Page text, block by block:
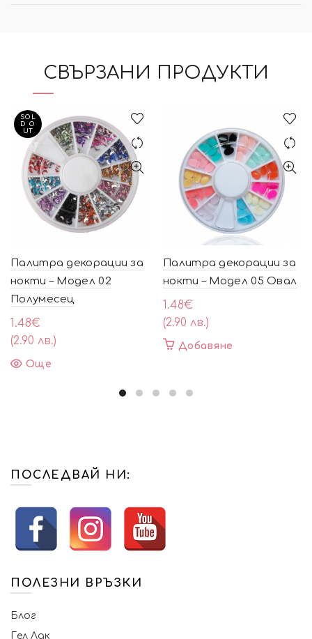
СВЪРЗАНИ ПРОДУКТИ
SOL
D O
UT
Палитра декорации за
нокти – Модел 02
Полумесец
1.48€
(2.90 лв.)
Още
Палитра декорации за
нокти – Модел 05 Овал
1.48€
(2.90 лв.)
Добавяне
ПОСЛЕДВАЙ НИ:
ПОЛЕЗНИ ВРЪЗКИ
Блог
Гел Лак